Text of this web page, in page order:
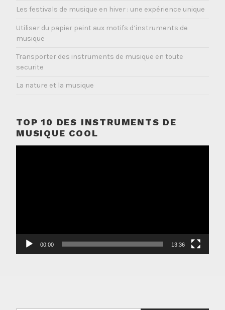
Les festivals de musique en hiver : une expérience unique
Utiliser du papier peint aux motifs d’instruments de
musique
Transporter des instruments de musique en toute
securite
La nature et la musique
TOP 10 DES INSTRUMENTS DE
MUSIQUE COOL
00:00 13:36